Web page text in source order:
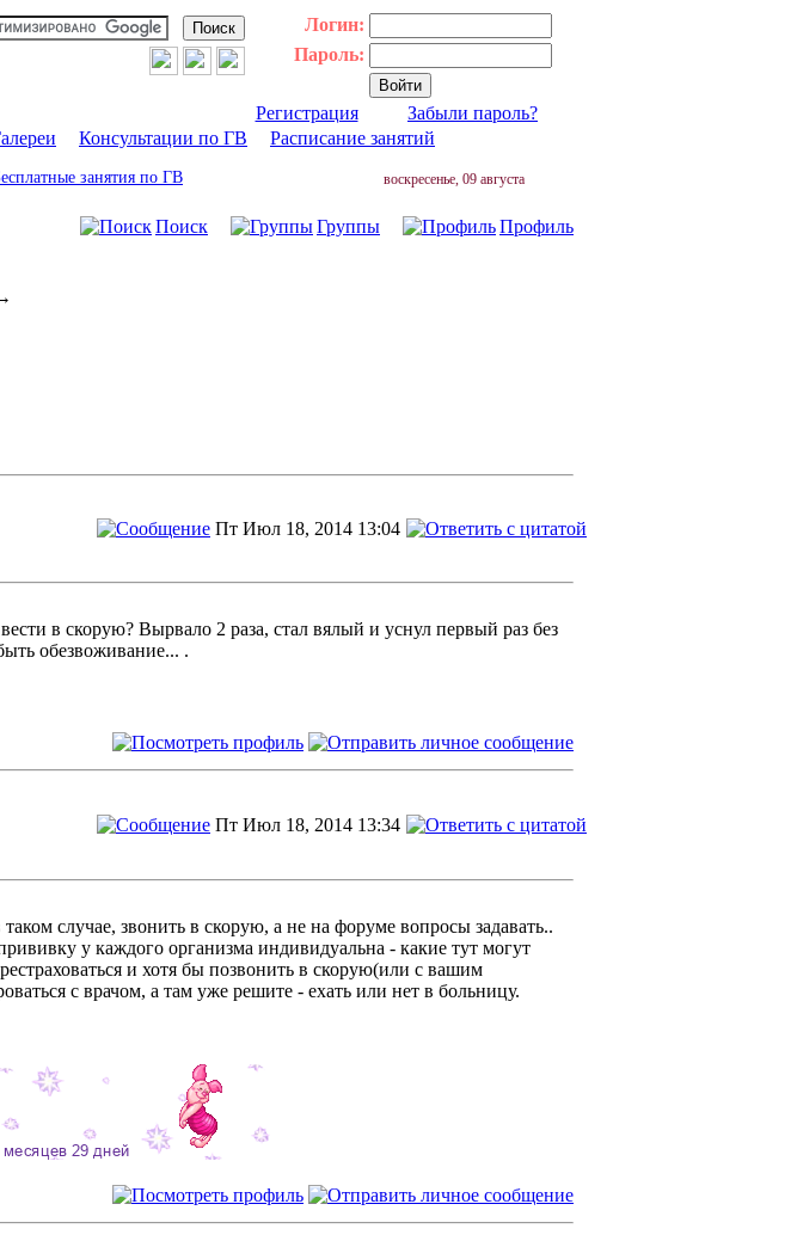
Логин:
Пароль:
Регистрация
Забыли пароль?
Консультации по ГВ Расписание занятий
занятия по ГВ воскресенье, 09 августа
Поиск Группы Профиль
Пт Июл 18, 2014 13:04
в скорую? Вырвало 2 раза, стал вялый и уснул первый раз без
обезвоживание... .
Пт Июл 18, 2014 13:34
случае, звонить в скорую, а не на форуме вопросы задавать..
у каждого организма индивидуальна - какие тут могут
и хотя бы позвонить в скорую(или с вашим
с врачом, а там уже решите - ехать или нет в больницу.